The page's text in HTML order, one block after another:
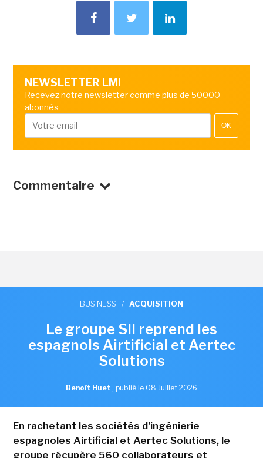
NEWSLETTER LMI
Recevez notre newsletter comme plus de 50000
abonnés
OK
Commentaire
BUSINESS / ACQUISITION
Le groupe SII reprend les
espagnols Airtificial et Aertec
Solutions
Benoît Huet , publié le 08 Juillet 2026
En rachetant les sociétés d'ingénierie
espagnoles Airtificial et Aertec Solutions, le
groupe récupère 560 collaborateurs et